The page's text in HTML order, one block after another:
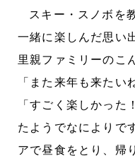
スキー・スノボを
一緒に楽しんだ思い
里親ファミリーのこ
「また来年も来たい
「すごく楽しかっ
たようでなによりで
アで昼食をとり、帰